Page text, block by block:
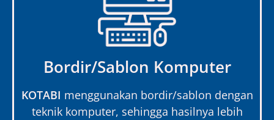
Bordir/Sablon Komputer
KOTABI menggunakan bordir/sablon dengan
teknik komputer, sehingga hasilnya lebih